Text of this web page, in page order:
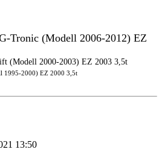
Tronic (Modell 2006-2012) EZ
(Modell 2000-2003) EZ 2003 3,5t
1995-2000) EZ 2000 3,5t
13:50